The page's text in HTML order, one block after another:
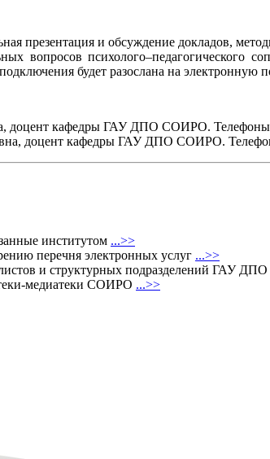
презентация и обсуждение докладов,
вопросов психолого–педагогического
будет разослана на электронную
доцент кафедры ГАУ ДПО СОИРО. Телефоны:
доцент кафедры ГАУ ДПО СОИРО.
институтом ...>>
перечня электронных услуг ...>>
и структурных подразделений ГАУ
медиатеки СОИРО ...>>